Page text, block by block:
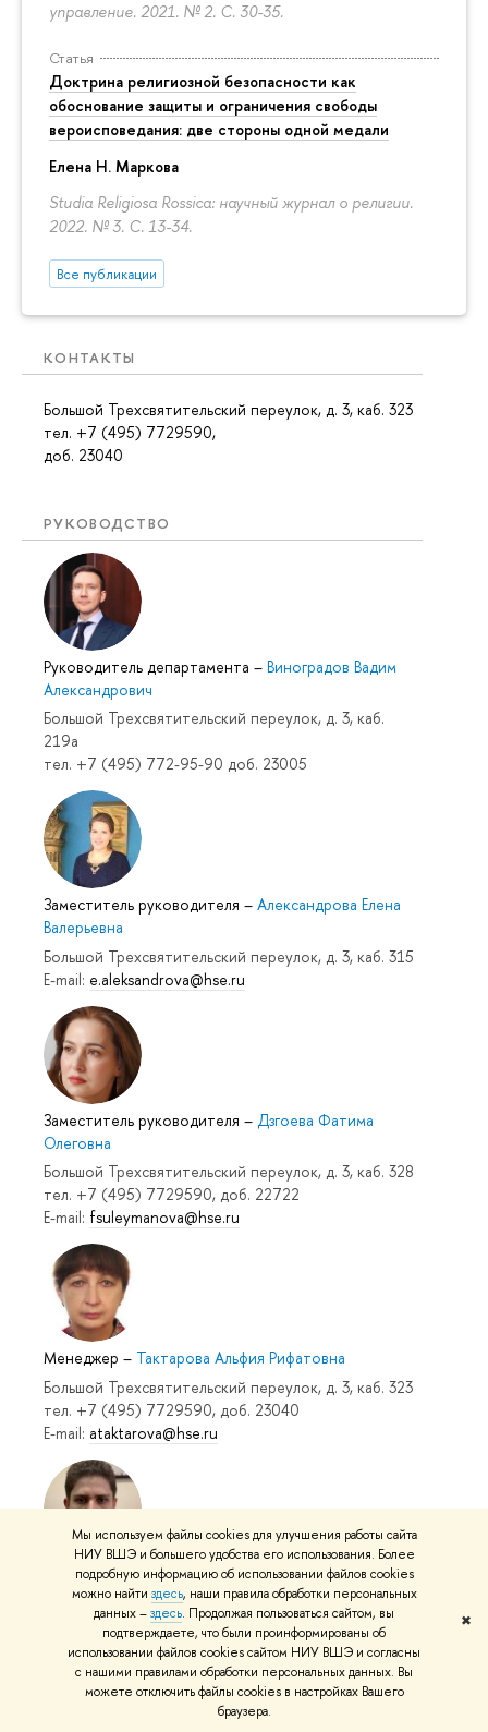
Мы используем файлы cookies для улучшения работы сайта
НИУ ВШЭ и большего удобства его использования. Более
подробную информацию об использовании файлов cookies
можно найти здесь, наши правила обработки персональных
данных –здесь. Продолжая пользоваться сайтом, вы
подтверждаете, что были проинформированы об
использовании файлов cookies сайтом НИУ ВШЭ и согласны
с нашими правилами обработки персональных данных. Вы
можете отключить файлы cookies в настройках Вашего
браузера.
✖
управление. 2021. № 2. С. 30-35.
Статья
Доктрина религиозной безопасности как
обоснование защиты и ограничения свободы
вероисповедания: две стороны одной медали
Елена Н. Маркова
Studia Religiosa Rossica: научный журнал о религии.
2022. № 3. С. 13-34.
Все публикации
КОНТАКТЫ
Большой Трехсвятительский переулок, д. 3, каб. 323
тел. +7 (495) 7729590,
доб. 23040
РУКОВОДСТВО
Руководитель департамента – Виноградов Вадим
Александрович
Большой Трехсвятительский переулок, д. 3, каб.
219a
тел. +7 (495) 772-95-90 доб. 23005
Заместитель руководителя – Александрова Елена
Валерьевна
Большой Трехсвятительский переулок, д. 3, каб. 315
E-mail: e.aleksandrova@hse.ru
Заместитель руководителя – Дзгоева Фатима
Олеговна
Большой Трехсвятительский переулок, д. 3, каб. 328
тел. +7 (495) 7729590, доб. 22722
E-mail: fsuleymanova@hse.ru
Менеджер – Тактарова Альфия Рифатовна
Большой Трехсвятительский переулок, д. 3, каб. 323
тел. +7 (495) 7729590, доб. 23040
E-mail: ataktarova@hse.ru
Специалист по учебно-методической работе–
Чащухин Егор Олегович
Большой Трехсвятительский переулок, д. 3, каб. 323
тел. +7 (495) 7729590
e-mail:eochaschukhin@hse.ru